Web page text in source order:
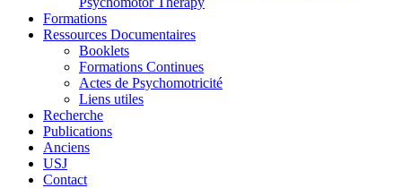
Formations
Ressources Documentaires
Booklets
Formations Continues
Actes de Psychomotricité
Liens utiles
Recherche
Publications
Anciens
USJ
Contact